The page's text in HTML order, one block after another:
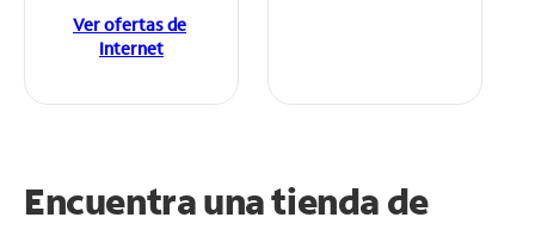
Ver ofertas de
Internet
Encuentra una tienda de